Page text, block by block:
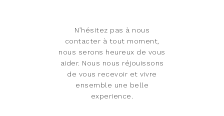
N’hésitez pas à nous
contacter à tout moment,
nous serons heureux de vous
aider. Nous nous réjouissons
de vous recevoir et vivre
ensemble une belle
experience.